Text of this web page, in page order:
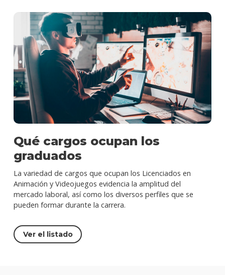
Qué cargos ocupan los
graduados
La variedad de cargos que ocupan los Licenciados en
Animación y Videojuegos evidencia la amplitud del
mercado laboral, así como los diversos perfiles que se
pueden formar durante la carrera.
Ver el listado